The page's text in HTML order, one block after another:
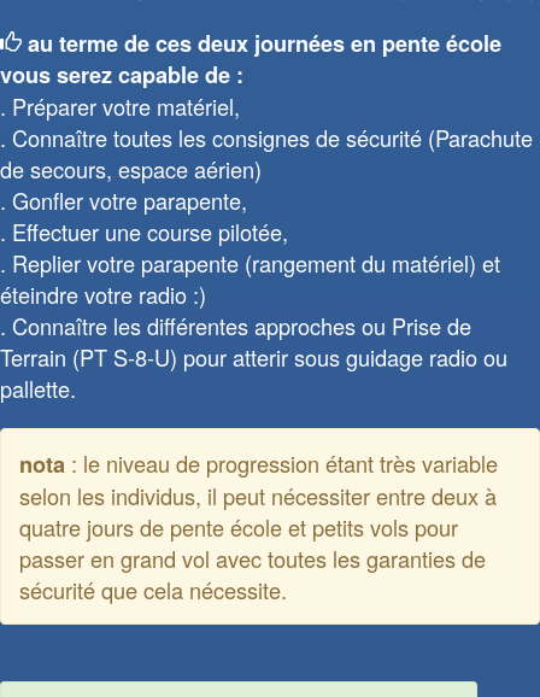
au terme de ces deux journées en pente école
vous serez capable de :
Préparer votre matériel,
Connaître toutes les consignes de sécurité (Parachute
de secours, espace aérien)
Gonfler votre parapente,
Effectuer une course pilotée,
Replier votre parapente (rangement du matériel) et
éteindre votre radio :)
Connaître les différentes approches ou Prise de
Terrain (PT S-8-U) pour atterir sous guidage radio ou
pallette.
nota : le niveau de progression étant très variable
selon les individus, il peut nécessiter entre deux à
quatre jours de pente école et petits vols pour
passer en grand vol avec toutes les garanties de
sécurité que cela nécessite.